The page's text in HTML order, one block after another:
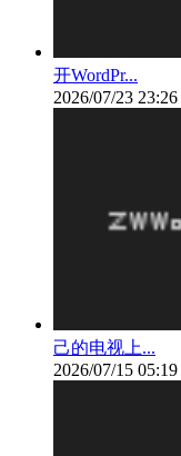
开WordPr...
2026/07/23 23:26
己的电视上...
2026/07/15 05:19